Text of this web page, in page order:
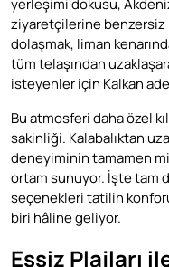
yerleşimi dokusu,
ziyaretçilerine benzersiz
dolaşmak, liman
tüm telaşından
isteyenler için Kalkan
Bu atmosferi daha özel
sakinliği. Kalabalıktan
deneyiminin tamamen
ortam sunuyor. İşte tam
seçenekleri tatilin
biri hâline geliyor.
Eşsiz Plajları